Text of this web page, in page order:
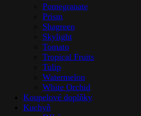
Pomegranate
Prism
Shagreen
Skylight
Tomato
Tropical Fruits
Tulip
Watermelon
White Orchid
Koupelové doplňky
Kuchyň